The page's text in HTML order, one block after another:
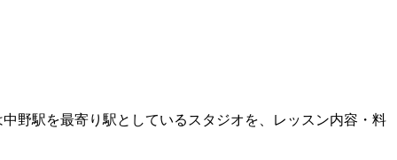
中野駅を最寄り駅としているスタジオを、レッスン内容・料